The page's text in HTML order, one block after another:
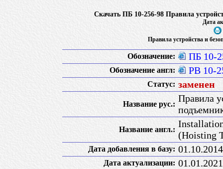
Скачать ПБ 10-256-98 Правила
Дата
Правила устройства и
Обозначение: ПБ 10-
Обозначение англ: PB 10-
Статус: заменен
Название рус.:
Правила
Название англ.:
(Hoisting
Дата добавления в базу: 01.10.2014
Дата актуализации: 01.01.2021